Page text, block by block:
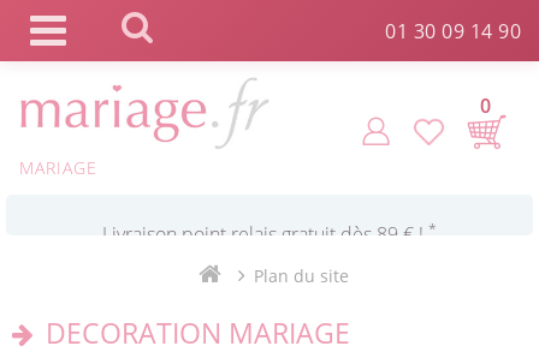
01 30 09 14 90
MARIAGE
0
Commande expédiée en 24h !
Plan du site
DECORATION MARIAGE
Panneau de gestion des cookies